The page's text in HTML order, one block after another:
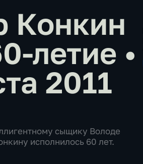
Конкин
летие •
2011
сыщику Володе
исполнилось 60 лет.